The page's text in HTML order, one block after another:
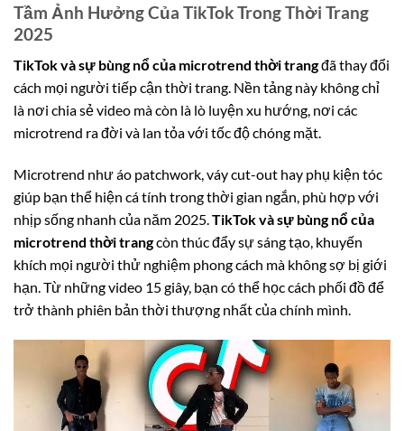
Tầm Ảnh Hưởng Của TikTok Trong Thời Trang
2025
TikTok và sự bùng nổ của microtrend thời trangđã thay đổi
cách mọi người tiếp cận thời trang. Nền tảng này không chỉ
là nơi chia sẻ video mà còn là lò luyện xu hướng, nơi các
microtrend ra đời và lan tỏa với tốc độ chóng mặt.
Microtrend như áo patchwork, váy cut-out hay phụ kiện tóc
giúp bạn thể hiện cá tính trong thời gian ngắn, phù hợp với
nhịp sống nhanh của năm 2025.TikTok và sự bùng nổ của
microtrend thời trangcòn thúc đẩy sự sáng tạo, khuyến
khích mọi người thử nghiệm phong cách mà không sợ bị giới
hạn. Từ những video 15 giây, bạn có thể học cách phối đồ để
trở thành phiên bản thời thượng nhất của chính mình.